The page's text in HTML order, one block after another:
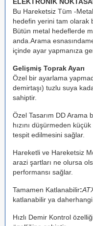
Bu Hareketsiz Tüm -
hedefin yerini tam olarak
Bütün metal hedeflerde
anda. Arama esnasında
içinde ayar yapmanıza
Gelişmiş Toprak Ayarı
Özel bir ayarlama
demirtaşı) tuzlu suya
sahiptir.
Özel Tasarım DD Arama
hızını düşürmeden
tespit edilmesini sağlar.
Hareketli ve Hareketsiz
arazi şartları ne olursa
performansı sağlar.
Tamamen Katlanabilir:
katlanabilir ya da
Hızlı Demir Kontrol